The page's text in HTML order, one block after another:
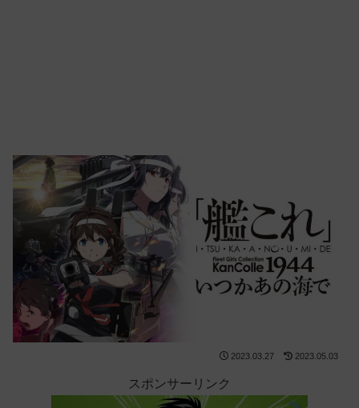
2023.03.27 2023.05.03
スポンサーリンク